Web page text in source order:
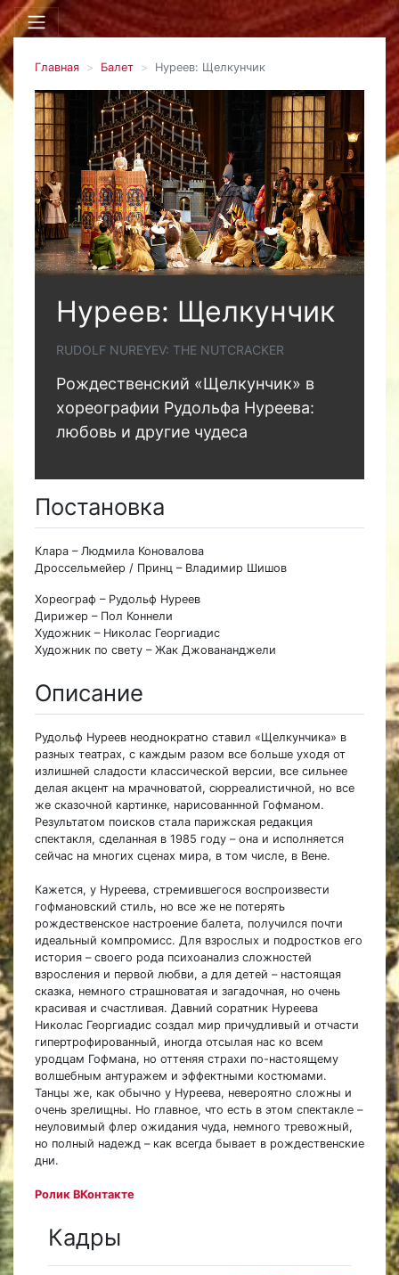
Главная Балет Нуреев: Щелкунчик
Нуреев: Щелкунчик
RUDOLF NUREYEV: THE NUTCRACKER
Рождественский «Щелкунчик» в
хореографии Рудольфа Нуреева:
любовь и другие чудеса
Постановка
Клара – Людмила Коновалова
Дроссельмейер / Принц – Владимир Шишов
Хореограф – Рудольф Нуреев
Дирижер – Пол Коннели
Художник – Николас Георгиадис
Художник по свету – Жак Джовананджели
Описание
Рудольф Нуреев неоднократно ставил «Щелкунчика» в
разных театрах, с каждым разом все больше уходя от
излишней сладости классической версии, все сильнее
делая акцент на мрачноватой, сюрреалистичной, но все
же сказочной картинке, нарисованнной Гофманом.
Результатом поисков стала парижская редакция
спектакля, сделанная в 1985 году – она и исполняется
сейчас на многих сценах мира, в том числе, в Вене.
Кажется, у Нуреева, стремившегося воспроизвести
гофмановский стиль, но все же не потерять
рождественское настроение балета, получился почти
идеальный компромисс. Для взрослых и подростков его
история – своего рода психоанализ сложностей
взросления и первой любви, а для детей – настоящая
сказка, немного страшноватая и загадочная, но очень
красивая и счастливая. Давний соратник Нуреева
Николас Георгиадис создал мир причудливый и отчасти
гипертрофированный, иногда отсылая нас ко всем
уродцам Гофмана, но оттеняя страхи по-настоящему
волшебным антуражем и эффектными костюмами.
Танцы же, как обычно у Нуреева, невероятно сложны и
очень зрелищны. Но главное, что есть в этом спектакле –
неуловимый флер ожидания чуда, немного тревожный,
но полный надежд – как всегда бывает в рождественские
дни.
Ролик ВКонтакте
Кадры